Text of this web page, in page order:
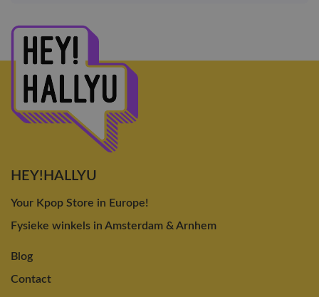
HEY!HALLYU
Your Kpop Store in Europe!
Fysieke winkels in Amsterdam & Arnhem
Blog
Contact